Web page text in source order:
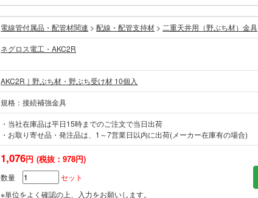
電線管付属品・配管材関連 > 配線・配管支持材 > 二重天井用（野ぶち材）金具
ネグロス電工・AKC2R
AKC2R｜野ぶち材・野ぶち受け材 10個入
規格：接続補強金具
・当社在庫品は平日15時までのご注文で当日出荷
・お取り寄せ品・発注品は、1～7営業日以内に出荷(メーカー在庫有の場合)
1,076円 (税抜：978円)
数量
セット
※単位をよく確認の上、入力をお願いします。